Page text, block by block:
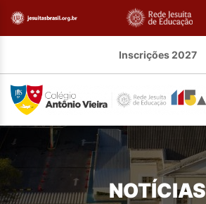
Inscrições 2027
NOTÍCIAS